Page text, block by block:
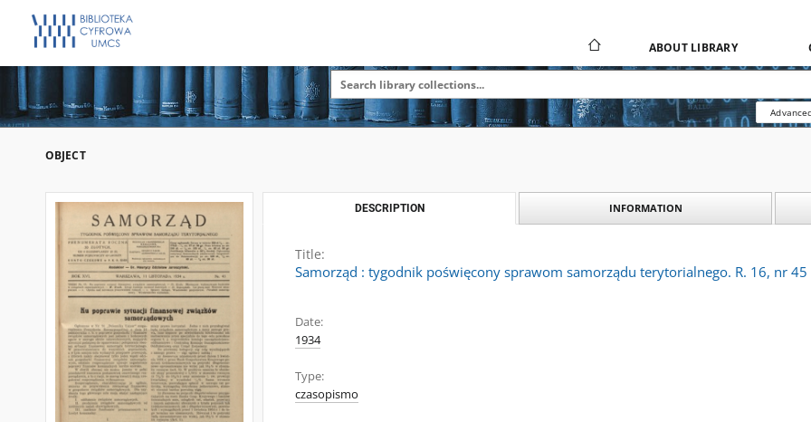
ABOUT LIBRARY
OBJECT
DESCRIPTION INFORMATION
Title:
Samorząd : tygodnik poświęcony sprawom samorządu terytorialnego. R. 16, nr
Date:
1934
Type:
czasopismo